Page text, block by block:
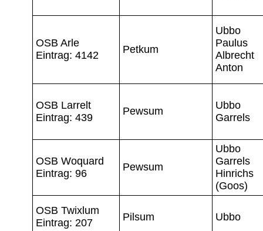
OSB Arle
Eintrag: 4142
Petkum
Ubbo
Paulus
Albrecht
Anton
OSB Larrelt
Eintrag: 439
Pewsum
Ubbo
Garrels
OSB Woquard
Eintrag: 96
Pewsum
Ubbo
Garrels
Hinrichs
(Goos)
OSB Twixlum
Eintrag: 207
Pilsum Ubbo